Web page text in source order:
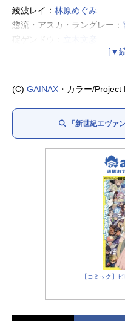
綾波レイ： 林原めぐみ
惣流・アスカ・ラングレー：
碇ゲンドウ：
加持リョウジ：山寺宏一
キール・ローレンツ：麦人
鈴原トウジ：関智一
(C) GAINAX ・カラー/Project
「新世紀エヴァ
【コミック】